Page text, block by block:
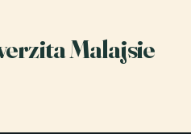
Malajsie